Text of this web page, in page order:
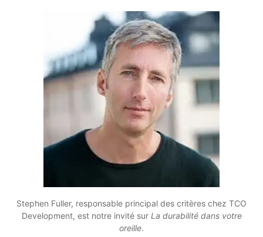
Stephen Fuller, responsable principal des critères chez TCO
Development, est notre invité sur La durabilité dans votre
oreille.